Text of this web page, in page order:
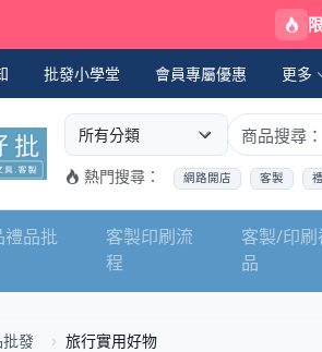
批發小學堂 會員專屬優惠 更多
選擇商品分類
搜尋商品關鍵字
熱門搜尋： 網路開店 客製
禮品批
客製印刷流
程
客製/印刷
品
發 旅行實用好物